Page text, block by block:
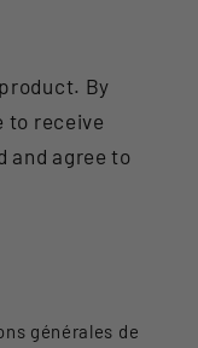
By
to receive
and agree to
générales de